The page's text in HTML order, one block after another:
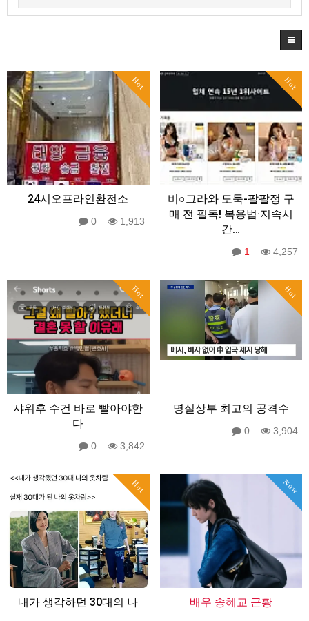
Hot
24시오프라인환전소
0 1,913
Hot
비○그라와 도둑-팔팔정 구
매 전 필독! 복용법·지속시
간…
1 4,257
Hot
샤워후 수건 바로 빨아야한
다
0 3,842
Hot
명실상부 최고의 공격수
0 3,904
Hot
내가 생각하던 30대의 나
Now
배우 송혜교 근황